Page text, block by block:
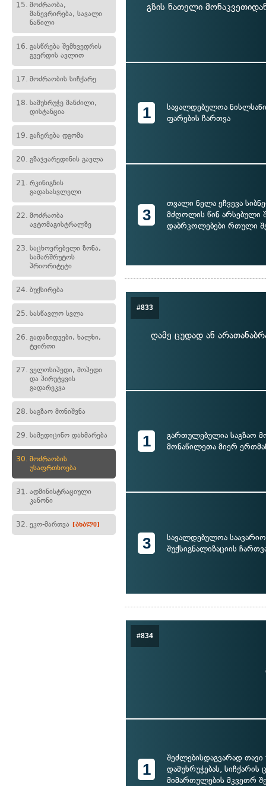
15. მოძრაობა,
მანევრირება, სავალი
ნაწილი
16. გასწრება შემხვედრის
გვერდის ავლით
17. მოძრაობის სიჩქარე
18. სამუხრუჭე მანძილი,
დისტანცია
19. გაჩერება დგომა
20. გზაჯვარედინის გავლა
21. რკინიგზის
გადასასვლელი
22. მოძრაობა
ავტომაგისტრალზე
23. საცხოვრებელი ზონა,
სამარშრუტოს
პრიორიტეტი
24. ბუქსირება
25. სასწავლო სვლა
26. გადაზიდვები, ხალხი,
ტვირთი
27. ველოსიპედი, მოპედი
და პირუტყვის
გადარეკვა
28. საგზაო მონიშვნა
29. სამედიცინო დახმარება
30. მოძრაობის
უსაფრთხოება
31. ადმინისტრაციული
კანონი
32. ეკო-მართვა [ახალი]
გზის ნათელი
1
სავალდებულოა
ფარების ჩართვა
3
თვალი ნელა ეჩვევა
მძღოლის წინ არსებული
დაბრკოლებები რთული
#833
ღამე ცუდად ან
1
გართულებულია საგზაო
მონაწილეთა მიერ
3
სავალდებულოა საავარიო
შუქსიგნალიზაციის
#834
1
შეძლებისდაგვარად
დამუხრუჭებას,
მიმართულების მკვეთრ